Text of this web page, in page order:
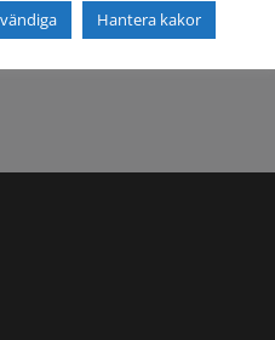
Hantera kakor